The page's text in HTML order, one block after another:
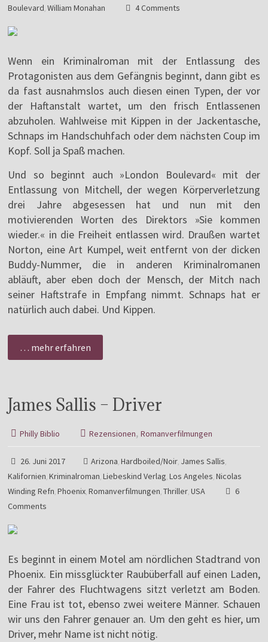
Boulevard ,William Monahan 4 Comments
Wenn ein Kriminalroman mit der Entlassung des
Protagonisten aus dem Gefängnis beginnt, dann gibt es
da fast ausnahmslos auch diesen einen Typen, der vor
der Haftanstalt wartet, um den frisch Entlassenen
abzuholen. Wahlweise mit Kippen in der Jackentasche,
Schnaps im Handschuhfach oder dem nächsten Coup im
Kopf. Soll ja Spaß machen.
Und so beginnt auch »London Boulevard« mit der
Entlassung von Mitchell, der wegen Körperverletzung
drei Jahre abgesessen hat und nun mit den
motivierenden Worten des Direktors »Sie kommen
wieder.« in die Freiheit entlassen wird. Draußen wartet
Norton, eine Art Kumpel, weit entfernt von der dicken
Buddy-Nummer, die in anderen Kriminalromanen
abläuft, aber eben doch der Mensch, der Mitch nach
seiner Haftstrafe in Empfang nimmt. Schnaps hat er
natürlich auch dabei. Und Kippen.
… mehr erfahren
James Sallis – Driver
Philly Biblio Rezensionen,Romanverfilmungen
26. Juni 2017 Arizona,Hardboiled/Noir, James Sallis,
Kalifornien,Kriminalroman,Liebeskind Verlag,Los Angeles,Nicolas
Winding Refn,Phoenix,Romanverfilmungen,Thriller,USA
6
Comments
Es beginnt in einem Motel am nördlichen Stadtrand von
Phoenix. Ein missglückter Raubüberfall auf einen Laden,
der Fahrer des Fluchtwagens sitzt verletzt am Boden.
Eine Frau ist tot, ebenso zwei weitere Männer. Schauen
wir uns den Fahrer genauer an. Um den geht es hier, um
Driver, mehr Name ist nicht nötig.